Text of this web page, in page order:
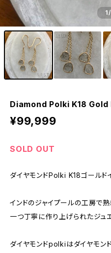
1
Diamond Polki K18
¥99,999
SOLD OUT
ダイヤモンドPolki K18ゴール
インドのジャイプールの工房で
一つ丁寧に作り上げられたジュエ
ダイヤモンドpolkiはダイヤモン